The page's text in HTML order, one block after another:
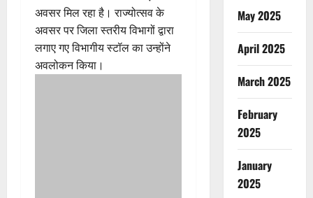
अवसर मिल रहा है। राज्योत्सव के
अवसर पर जिला स्तरीय विभागों द्वारा
लगाए गए विभागीय स्टॉल का उन्होंने
अवलोकन किया।
May 2025
April 2025
March 2025
February
2025
January
2025